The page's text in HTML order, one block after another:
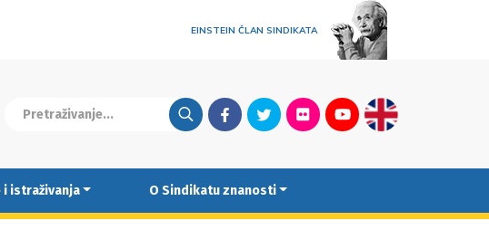
EINSTEIN ČLAN SINDIKATA
FacebookTwitterFlickrYoutubeEnglish
i istraživanja O Sindikatu znanosti